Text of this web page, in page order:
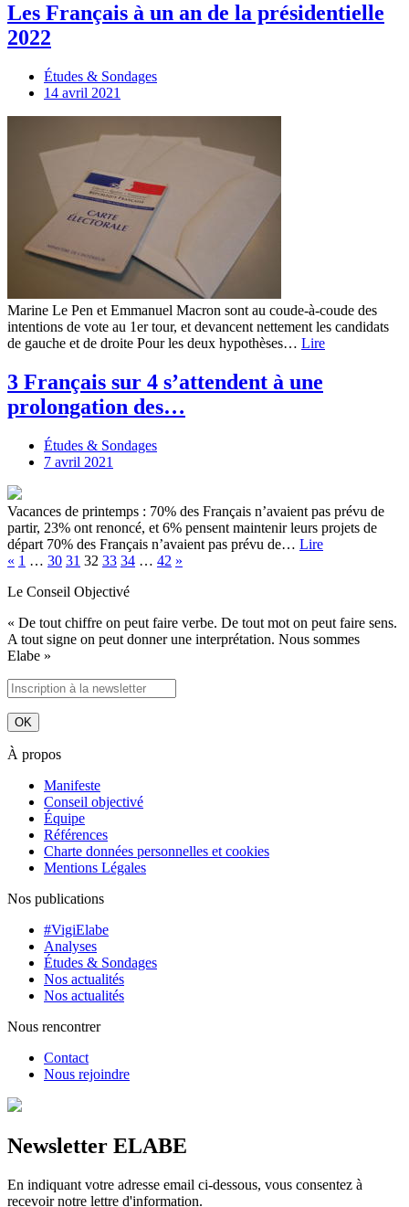
Les Français à un an de la présidentielle
2022
Études & Sondages
14 avril 2021
Marine Le Pen et Emmanuel Macron sont au coude-à-coude des
intentions de vote au 1er tour, et devancent nettement les candidats
de gauche et de droite Pour les deux hypothèses… Lire
3 Français sur 4 s’attendent à une
prolongation des…
Études & Sondages
7 avril 2021
Vacances de printemps : 70% des Français n’avaient pas prévu de
partir, 23% ont renoncé, et 6% pensent maintenir leurs projets de
départ 70% des Français n’avaient pas prévu de… Lire
« 1 … 30 31 32 33 34 … 42 »
Le Conseil Objectivé
« De tout chiffre on peut faire verbe. De tout mot on peut faire sens.
A tout signe on peut donner une interprétation. Nous sommes
Elabe »
À propos
Manifeste
Conseil objectivé
Équipe
Références
Charte données personnelles et cookies
Mentions Légales
Nos publications
#VigiElabe
Analyses
Études & Sondages
Nos actualités
Nos actualités
Nous rencontrer
Contact
Nous rejoindre
Newsletter ELABE
En indiquant votre adresse email ci-dessous, vous consentez à
recevoir notre lettre d'information.